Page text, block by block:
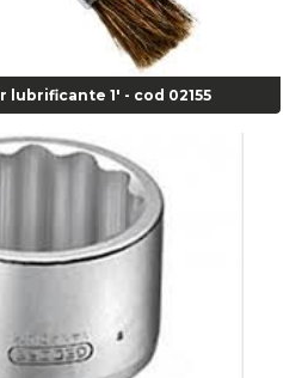
- Caminhão - Cod 01909
- Moto - cod 02973
- Passeio - Cod 00163
Vipal - Cod 02558
pol x 6.1/2 pol - cod 00977
Cod 02911
lubrificante 1' - cod 02155